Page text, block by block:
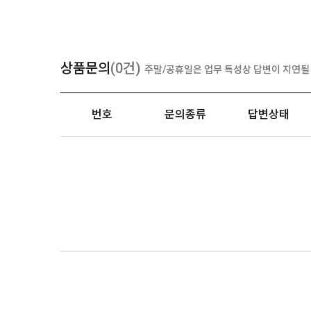
상품문의 (0건) 주말/공휴일은 업무 특성상 답변이 지연
번호 문의종류 답변상태